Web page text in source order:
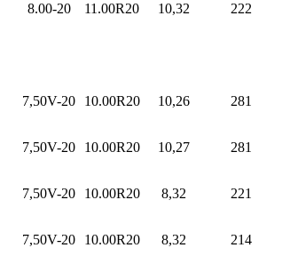
8.00-20 11.00R20 10,32 222
7,50V-20 10.00R20 10,26 281
7,50V-20 10.00R20 10,27 281
7,50V-20 10.00R20 8,32 221
7,50V-20 10.00R20 8,32 214